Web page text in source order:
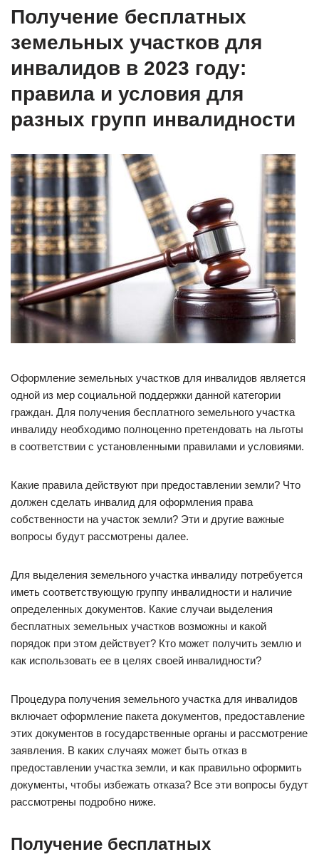
Получение бесплатных
земельных участков для
инвалидов в 2023 году:
правила и условия для
разных групп инвалидности
Оформление земельных участков для инвалидов является
одной из мер социальной поддержки данной категории
граждан. Для получения бесплатного земельного участка
инвалиду необходимо полноценно претендовать на льготы
в соответствии с установленными правилами и условиями.
Какие правила действуют при предоставлении земли? Что
должен сделать инвалид для оформления права
собственности на участок земли? Эти и другие важные
вопросы будут рассмотрены далее.
Для выделения земельного участка инвалиду потребуется
иметь соответствующую группу инвалидности и наличие
определенных документов. Какие случаи выделения
бесплатных земельных участков возможны и какой
порядок при этом действует? Кто может получить землю и
как использовать ее в целях своей инвалидности?
Процедура получения земельного участка для инвалидов
включает оформление пакета документов, предоставление
этих документов в государственные органы и рассмотрение
заявления. В каких случаях может быть отказ в
предоставлении участка земли, и как правильно оформить
документы, чтобы избежать отказа? Все эти вопросы будут
рассмотрены подробно ниже.
Получение бесплатных